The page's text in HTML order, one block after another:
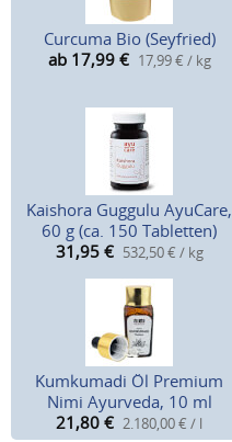
Curcuma Bio (Seyfried)
ab 17,99 € 17,99 € / kg
Kaishora Guggulu AyuCare,
60 g (ca. 150 Tabletten)
31,95 € 532,50 € / kg
Kumkumadi Öl Premium
Nimi Ayurveda, 10 ml
21,80 € 2.180,00 € / l